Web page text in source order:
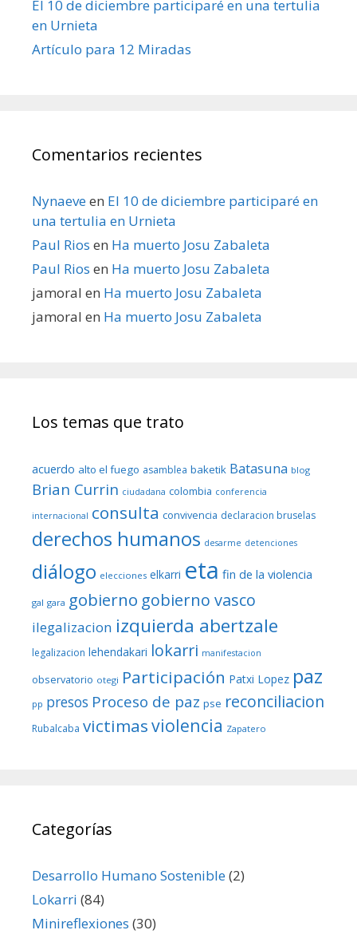
El 10 de diciembre participaré en una tertulia
en Urnieta
Artículo para 12 Miradas
Comentarios recientes
Nynaeveen El 10 de diciembre participaré en
una tertulia en Urnieta
Paul Rios en Ha muerto Josu Zabaleta
Paul Rios en Ha muerto Josu Zabaleta
jamoral en Ha muerto Josu Zabaleta
jamoral en Ha muerto Josu Zabaleta
Los temas que trato
acuerdo alto el fuego asamblea baketik Batasuna blog
Brian Currin ciudadana colombia conferencia
internacional consulta convivencia declaracion bruselas
derechos humanos desarme detenciones
diálogo elecciones elkarri eta fin de la violencia
gal gara gobierno gobierno vasco
ilegalizacion izquierda abertzale
legalizacion lehendakari lokarri manifestacion
observatorio otegi Participación Patxi Lopez paz
pp presos Proceso de paz pse reconciliacion
Rubalcaba victimasviolencia Zapatero
Categorías
Desarrollo Humano Sostenible(2)
Lokarri (84)
Minireflexiones (30)